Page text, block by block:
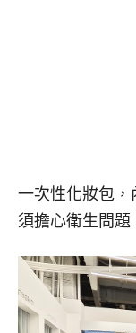
一次性化妝包，
須擔心衛生問題